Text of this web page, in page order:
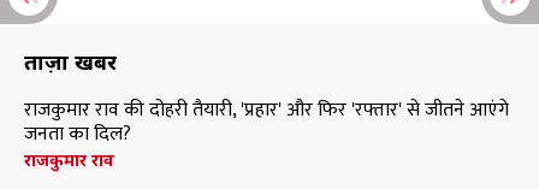
ताज़ा खबरें
राजकुमार राव की दोहरी तैयारी, 'प्रहार' और फिर 'रफ्तार' से जीतने आएंगे
जनता का दिल?
राजकुमार राव